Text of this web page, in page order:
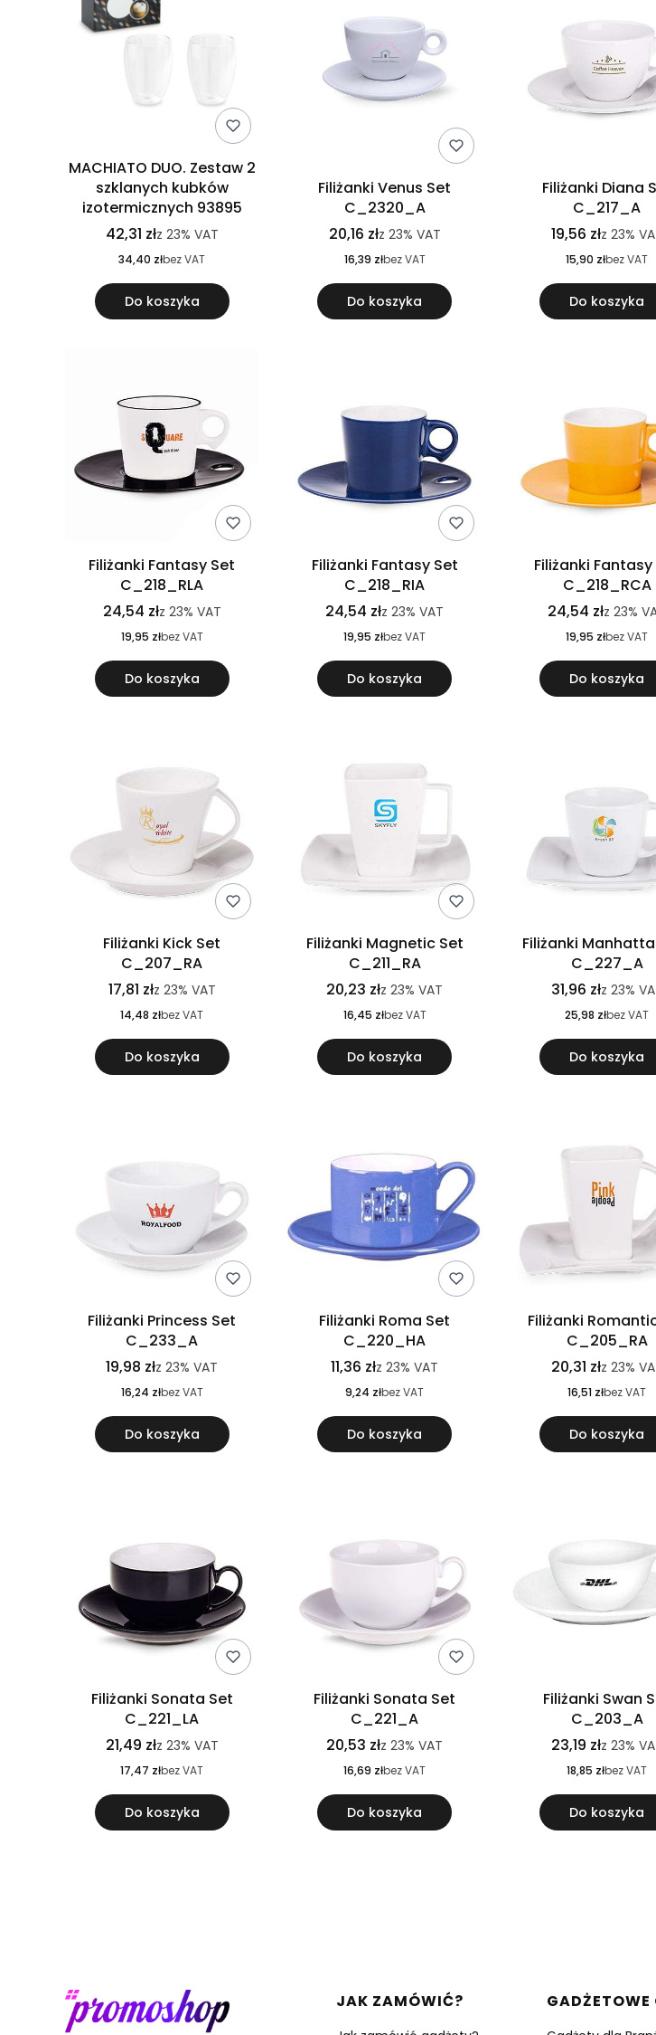
MACHIATO DUO. Zestaw 2
szklanych kubków
izotermicznych 93895
42,31 złz 23% VAT
34,40 złbez VAT
Do koszyka
Filiżanki Venus Set
C_2320_A
20,16 złz 23% VAT
16,39 złbez VAT
Do koszyka
Filiżanki Diana
C_217_A
19,56 złz 23%
15,90 złbez VAT
Do koszyka
Filiżanki Fantasy Set
C_218_RLA
24,54 złz 23% VAT
19,95 złbez VAT
Do koszyka
Filiżanki Fantasy Set
C_218_RIA
24,54 złz23% VAT
19,95 złbez VAT
Do koszyka
Filiżanki Fantasy
C_218_RCA
24,54 złz23%
19,95 złbez VAT
Do koszyka
Filiżanki Kick Set
C_207_RA
17,81 złz 23% VAT
14,48 złbez VAT
Do koszyka
Filiżanki Magnetic Set
C_211_RA
20,23 złz23% VAT
16,45 złbez VAT
Do koszyka
Filiżanki
C_227_A
31,96 złz 23%
25,98 złbez VAT
Do koszyka
Filiżanki Princess Set
C_233_A
19,98 złz23% VAT
16,24 złbez VAT
Do koszyka
Filiżanki Roma Set
C_220_HA
11,36 złz23% VAT
9,24 złbez VAT
Do koszyka
Filiżanki
C_205_RA
20,31 złz 23%
16,51 złbez VAT
Do koszyka
Filiżanki Sonata Set
C_221_LA
21,49 złz 23% VAT
17,47 złbez VAT
Do koszyka
Filiżanki Sonata Set
C_221_A
20,53 złz23% VAT
16,69 złbez VAT
Do koszyka
Filiżanki Swan
C_203_A
23,19 złz 23%
18,85 złbez VAT
Do koszyka
Linki w stopce
JAK ZAMÓWIĆ? GADŻETOWE